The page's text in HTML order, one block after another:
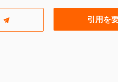
引用を